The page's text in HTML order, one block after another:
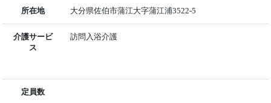
所在地 大分県佐伯市蒲江大字蒲江浦3522-5
介護サービ
ス
訪問入浴介護
定員数